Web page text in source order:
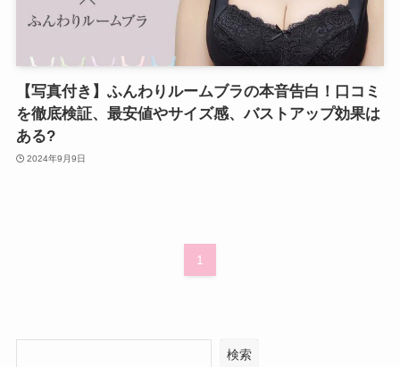
【写真付き】ふんわりルームブラの本音告白！口コミ
を徹底検証、最安値やサイズ感、バストアップ効果は
ある?
2024年9月9日
1
検索